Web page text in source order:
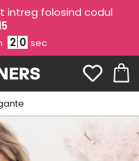
intreg folosind codul
1 9 sec